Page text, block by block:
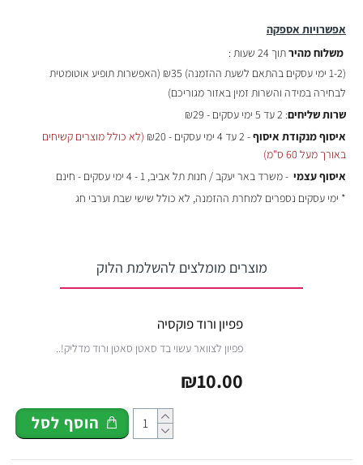
אפשרויות אספקה
משלוח מהירתוך 24 שעות :
(1-2 ימי עסקים בהתאם לשעת ההזמנה)
₪35 (האפשרות תופיע אוטומטית
לבחירה במידה והשרות זמין באזור מגוריכם)
שרות שליחים: 2 עד 5 ימי עסקים - ₪29
איסוף מנקודת איסוף- 2 עד 4 ימי עסקים - ₪20
(לא כולל מוצרים קשיחים
באורך מעל 60 ס"מ)
איסוף עצמי - משרד באר יעקב / חנות תל אביב, 1 - 4 ימי עסקים - חינם
* ימי עסקים נספרים למחרת ההזמנה, לא כולל שישי שבת וערבי חג
מוצרים מומלצים להשלמת הלוק
פפיון ורוד פוקסיה
פפיון לצוואר עשוי בד סאטן סאטן ורוד מדליק!..
₪10.00
הוסף לסל